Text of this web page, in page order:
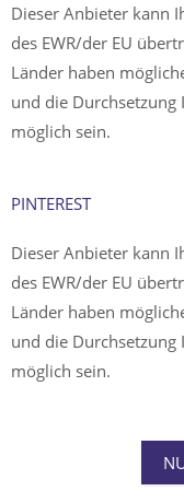
Dieser Anbieter kann
des EWR/der EU
Länder haben
und die Durchsetzung
möglich sein.
PINTEREST
Dieser Anbieter kann
des EWR/der EU
Länder haben
und die Durchsetzung
möglich sein.